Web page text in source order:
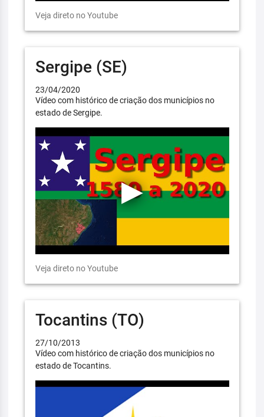
Veja direto no Youtube
Sergipe (SE)
23/04/2020
Vídeo com histórico de criação dos municípios no
estado de Sergipe.
Veja direto no Youtube
Tocantins (TO)
27/10/2013
Vídeo com histórico de criação dos municípios no
estado de Tocantins.